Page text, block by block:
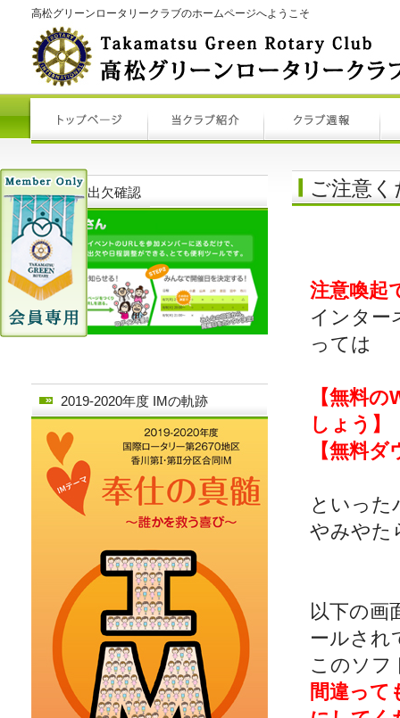
高松グリーンロータリークラブのホームページへようこそ
ご注意
注意喚起
インター
っては
【無料
しょう】
【無料
といった
やみやた
以下の画
ールされ
このソフ
間違って
例会出欠確認
2019-2020年度 IMの軌跡